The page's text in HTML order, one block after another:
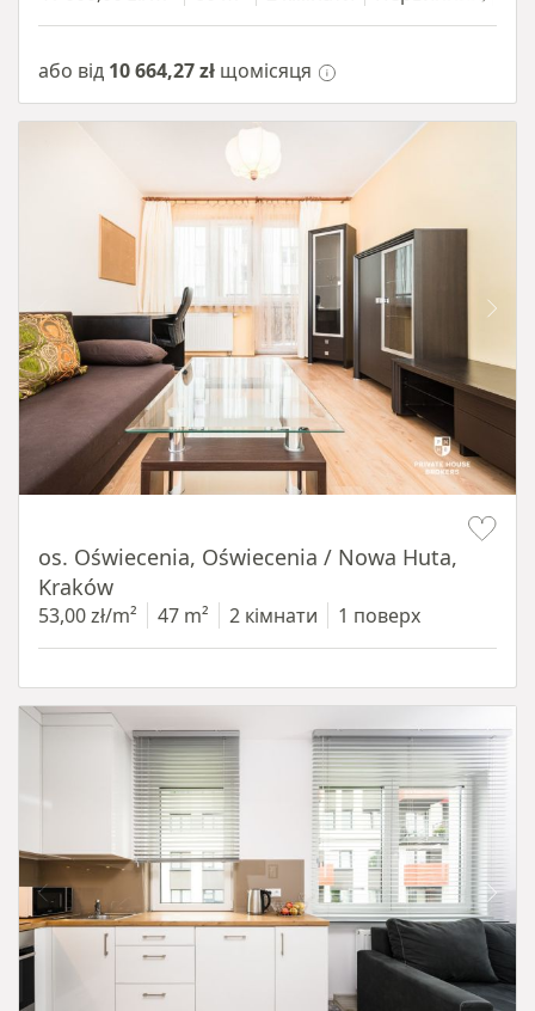
або від 10 664,27 zł щомісяця
os. Oświecenia, Oświecenia / Nowa Huta,
Kraków
53,00 zł/m² 47 m² 2 кімнати 1 поверх